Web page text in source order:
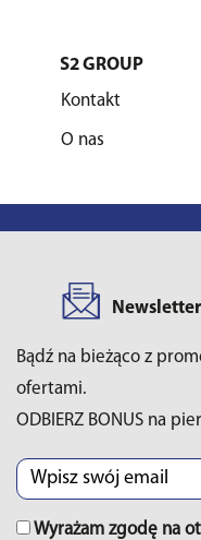
S2 GROUP
Kontakt
O nas
Newsletter
Bądź na bieżąco z
ofertami.
ODBIERZ BONUS na
Wyrażam zgodę na